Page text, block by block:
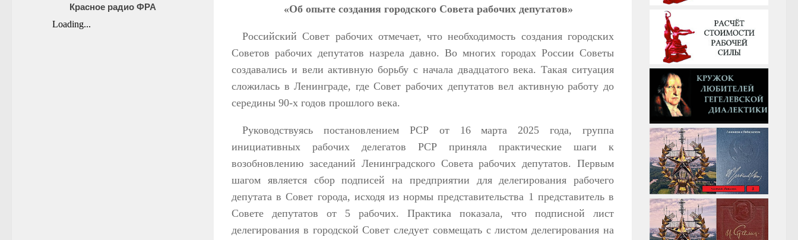
«Об опыте создания городского Совета рабочих депутатов»
Российский Совет рабочих отмечает, что необходимость создания городских
Советов рабочих депутатов назрела давно. Во многих городах России Советы
создавались и вели активную борьбу с начала двадцатого века. Такая ситуация
сложилась в Ленинграде, где Совет рабочих депутатов вел активную работу до
середины 90-х годов прошлого века.
Руководствуясь постановлением РСР от 16 марта 2025 года, группа
инициативных рабочих делегатов РСР приняла практические шаги к
возобновлению заседаний Ленинградского Совета рабочих депутатов. Первым
шагом является сбор подписей на предприятии для делегирования рабочего
депутата в Совет города, исходя из нормы представительства 1 представитель в
Совете депутатов от 5 рабочих. Практика показала, что подписной лист
делегирования в городской Совет следует совмещать с листом делегирования на
Красное радио ФРА